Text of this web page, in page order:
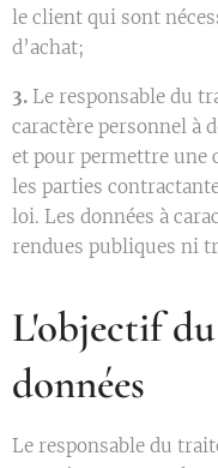
le client qui sont
d’achat;
3. Le responsable du
caractère personnel à
et pour permettre une
les parties
loi. Les données à
rendues publiques ni
L'objectif
données
Le responsable du